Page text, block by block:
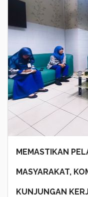
MEMASTIKAN
MASYARAKAT,
KUNJUNGAN